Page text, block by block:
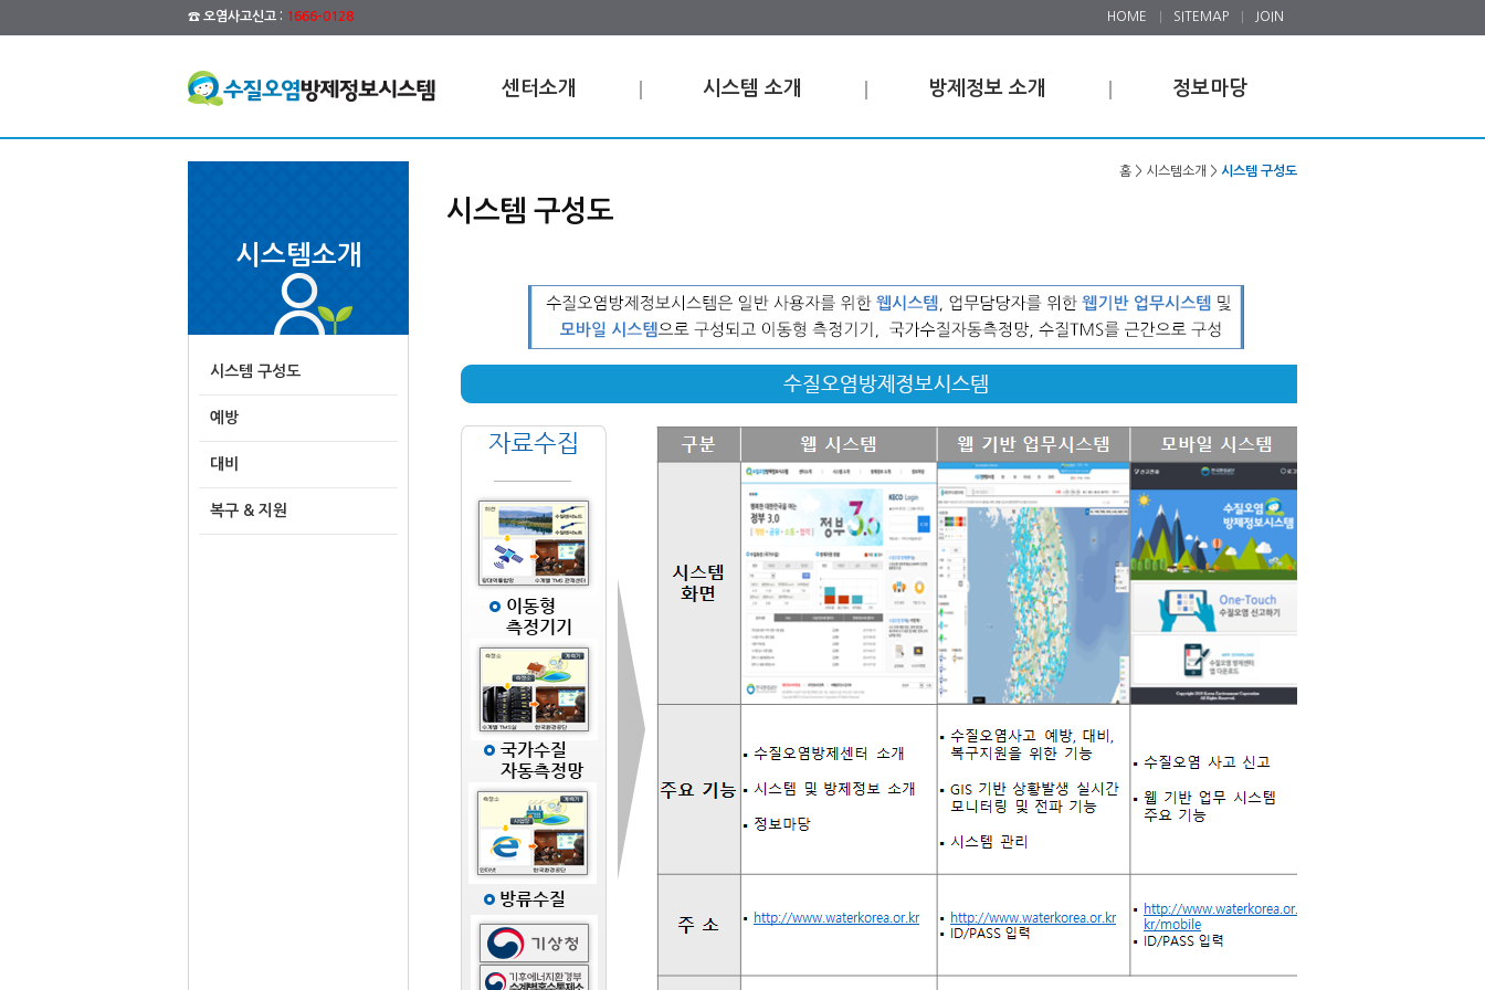
☎ 오염사고신고 : 1666-0128 HOME SITEMAP JOIN
센터소개 시스템 소개 방제정보 소개 정보마당
시스템소개
시스템 구성도
예방
대비
복구 & 지원
홈 > 시스템소개 > 시스템 구성도
시스템 구성도